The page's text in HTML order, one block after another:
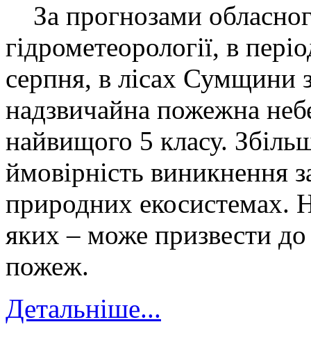
За прогнозами
гідрометеорології, в
серпня, в лісах Сумщини
надзвичайна пожежна
найвищого 5 класу.
ймовірність виникнення
природних екосистемах.
яких – може призвести
пожеж.
Детальніше...